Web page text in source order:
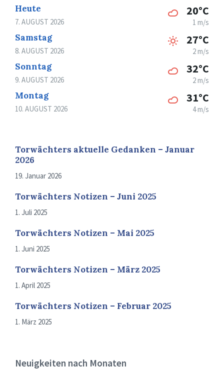
Heute
7. AUGUST 2026
20°C
1 m/s
Samstag
8. AUGUST 2026
27°C
2 m/s
Sonntag
9. AUGUST 2026
32°C
2 m/s
Montag
10. AUGUST 2026
31°C
4 m/s
Torwächters aktuelle Gedanken – Januar
2026
19. Januar 2026
Torwächters Notizen – Juni 2025
1. Juli 2025
Torwächters Notizen – Mai 2025
1. Juni 2025
Torwächters Notizen – März 2025
1. April 2025
Torwächters Notizen – Februar 2025
1. März 2025
Neuigkeiten nach Monaten